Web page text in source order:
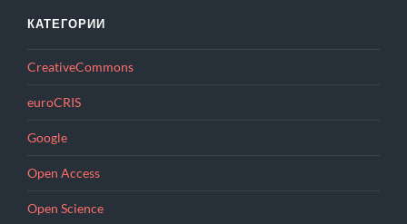
КАТЕГОРИИ
CreativeCommons
euroCRIS
Google
Open Access
Open Science